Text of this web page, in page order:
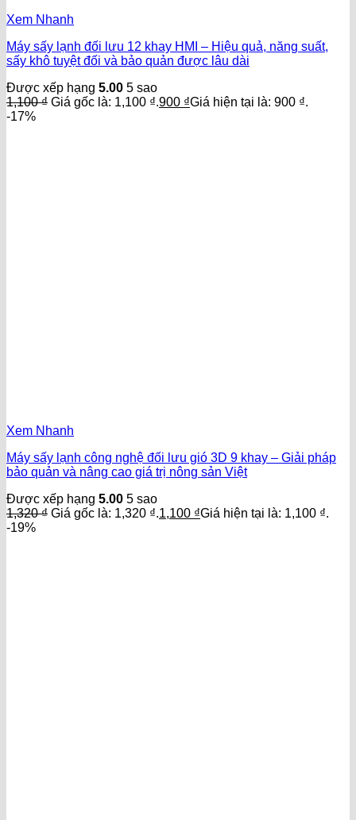
Xem Nhanh
Máy sấy lạnh đối lưu 12 khay HMI – Hiệu quả, năng suất,
sấy khô tuyệt đối và bảo quản được lâu dài
Được xếp hạng 5.00 5 sao
1,100₫ Giá gốc là: 1,100 ₫.900 ₫Giá hiện tại là: 900 ₫.
-17%
Xem Nhanh
Máy sấy lạnh công nghệ đối lưu gió 3D 9 khay – Giải pháp
bảo quản và nâng cao giá trị nông sản Việt
Được xếp hạng 5.00 5 sao
1,320₫ Giá gốc là: 1,320 ₫.1,100 ₫Giá hiện tại là: 1,100 ₫.
-19%